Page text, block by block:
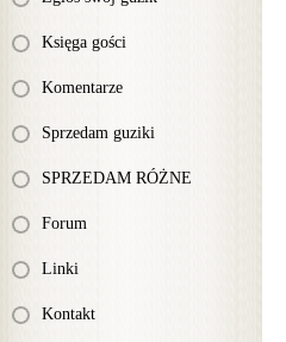
Księga gości
Komentarze
Sprzedam guziki
SPRZEDAM RÓŻNE
Forum
Linki
Kontakt